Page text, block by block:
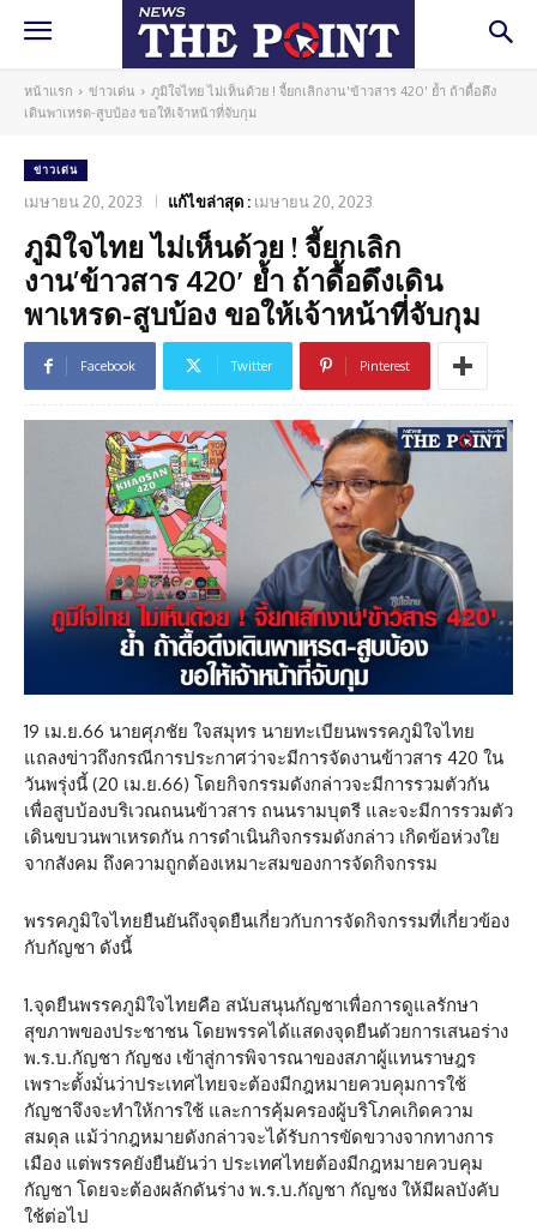
หน้าแรก ข่าวเด่น
ภูมิใจไทย ไม่เห็นด้วย ! จี้ยกเลิกงาน'ข้าวสาร 420' ย้ำ ถ้าดื้อดึง
เดินพาเหรด-สูบบ้อง ขอให้เจ้าหน้าที่จับกุม
ข่าวเด่น
เมษายน 20, 2023 แก้ไขล่าสุด : เมษายน 20, 2023
ภูมิใจไทย ไม่เห็นด้วย ! จี้ยกเลิก
งาน’ข้าวสาร 420′ ย้ำ ถ้าดื้อดึงเดิน
พาเหรด-สูบบ้อง ขอให้เจ้าหน้าที่จับกุม
Facebook Twitter Pinterest
19 เม.ย.66 นายศุภชัย ใจสมุทร นายทะเบียนพรรคภูมิใจไทย
แถลงข่าวถึงกรณีการประกาศว่าจะมีการจัดงานข้าวสาร 420 ใน
วันพรุ่งนี้ (20 เม.ย.66) โดยกิจกรรมดังกล่าวจะมีการรวมตัวกัน
เพื่อสูบบ้องบริเวณถนนข้าวสาร ถนนรามบุตรี และจะมีการรวมตัว
เดินขบวนพาเหรดกัน การดำเนินกิจกรรมดังกล่าว เกิดข้อห่วงใย
จากสังคม ถึงความถูกต้องเหมาะสมของการจัดกิจกรรม
พรรคภูมิใจไทยยืนยันถึงจุดยืนเกี่ยวกับการจัดกิจกรรมที่เกี่ยวข้อง
กับกัญชา ดังนี้
1.จุดยืนพรรคภูมิใจไทยคือ สนับสนุนกัญชาเพื่อการดูแลรักษา
สุขภาพของประชาชน โดยพรรคได้แสดงจุดยืนด้วยการเสนอร่าง
พ.ร.บ.กัญชา กัญชง เข้าสู่การพิจารณาของสภาผู้แทนราษฎร
เพราะตั้งมั่นว่าประเทศไทยจะต้องมีกฎหมายควบคุมการใช้
กัญชาจึงจะทำให้การใช้ และการคุ้มครองผู้บริโภคเกิดความ
สมดุล แม้ว่ากฎหมายดังกล่าวจะได้รับการขัดขวางจากทางการ
เมือง แต่พรรคยังยืนยันว่า ประเทศไทยต้องมีกฎหมายควบคุม
กัญชา โดยจะต้องผลักดันร่าง พ.ร.บ.กัญชา กัญชง ให้มีผลบังคับ
ใช้ต่อไป